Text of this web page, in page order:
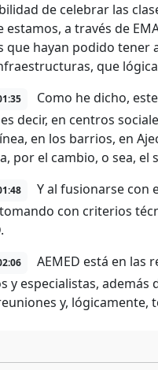
de celebrar las
estamos, a través de
que hayan podido tener
que
Como he dicho,
decir, en centros
en los barrios, en
por el cambio, o sea,
Y al fusionarse con
con criterios
AEMED está en las
y especialistas, además
y, lógicamente,